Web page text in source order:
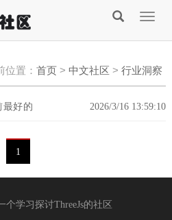
位置：首页 >中文社区 >行业洞察
最好的 2026/3/16 13:59:10
1
个学习探讨ThreeJs的社区